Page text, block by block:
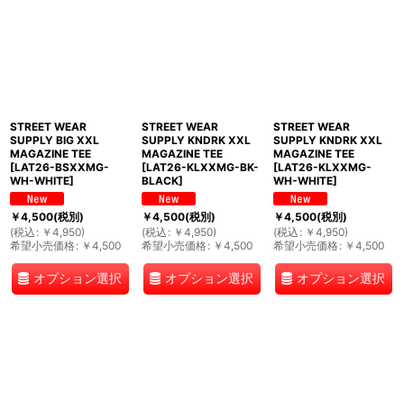
STREET WEAR
SUPPLY BIG XXL
MAGAZINE TEE
[LAT26-BSXXMG-
WH-WHITE]
￥4,500(税別)
(税込 : ￥ 4,950)
希望小売価格: ￥ 4,500
オプション選択
STREET WEAR
SUPPLY KNDRK XXL
MAGAZINE TEE
[LAT26-KLXXMG-BK-
BLACK]
￥4,500(税別)
(税込 : ￥ 4,950)
希望小売価格: ￥ 4,500
オプション選択
STREET WEAR
SUPPLY KNDRK XXL
MAGAZINE TEE
[LAT26-KLXXMG-
WH-WHITE]
￥4,500(税別)
(税込 : ￥ 4,950)
希望小売価格: ￥ 4,500
オプション選択